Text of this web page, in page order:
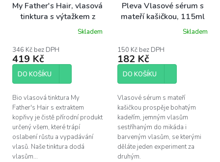
My Father's Hair, vlasová
tinktura s výtažkem z
kopřivy, 100ml
produktu
je
5,0
5
Skladem
346 Kč bez DPH
419 Kč
DO KOŠÍKU
Bio vlasová tinktura My
Father's Hair s extraktem
kopřivy je čistě přírodní produkt
určený všem, které trápí
oslabení růstu a vypadávání
vlasů. Naše tinktura dodá
vlasům...
Pleva Vlasové sérum s
mateří kašičkou, 115ml
Skladem
150 Kč bez DPH
182 Kč
DO KOŠÍKU
Vlasové sérum s mateří
kašičkou prospěje bohatým
kadeřím, jemným vlasům
sestříhaným do mikáda i
barveným vlasům, se kterými
děláte jeden experiment za
druhým.